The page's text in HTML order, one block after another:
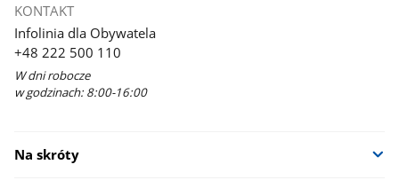
KONTAKT
Infolinia dla Obywatela
+48 222 500 110
W dni robocze
w godzinach: 8:00-16:00
Na skróty